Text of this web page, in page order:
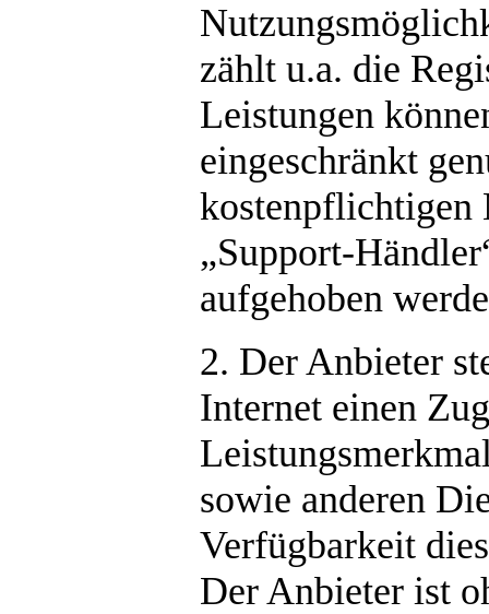
zählt u.a. die
Leistungen
eingeschränkt
kostenpflichtigen
„Support-
aufgehoben
2. Der Anbieter
Internet einen
sowie anderen
Verfügbarkeit
Der Anbieter ist